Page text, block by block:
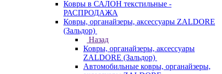
Ковры в САЛОН текстильные -
РАСПРОДАЖА
Ковры, органайзеры, аксессуары ZALDORE
(Зальдор)
Назад
Ковры, органайзеры, аксессуары
ZALDORE (Зальдор)
Автомобильные ковры, органайзеры,